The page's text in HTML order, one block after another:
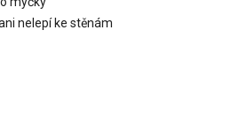
nelepí ke stěnám